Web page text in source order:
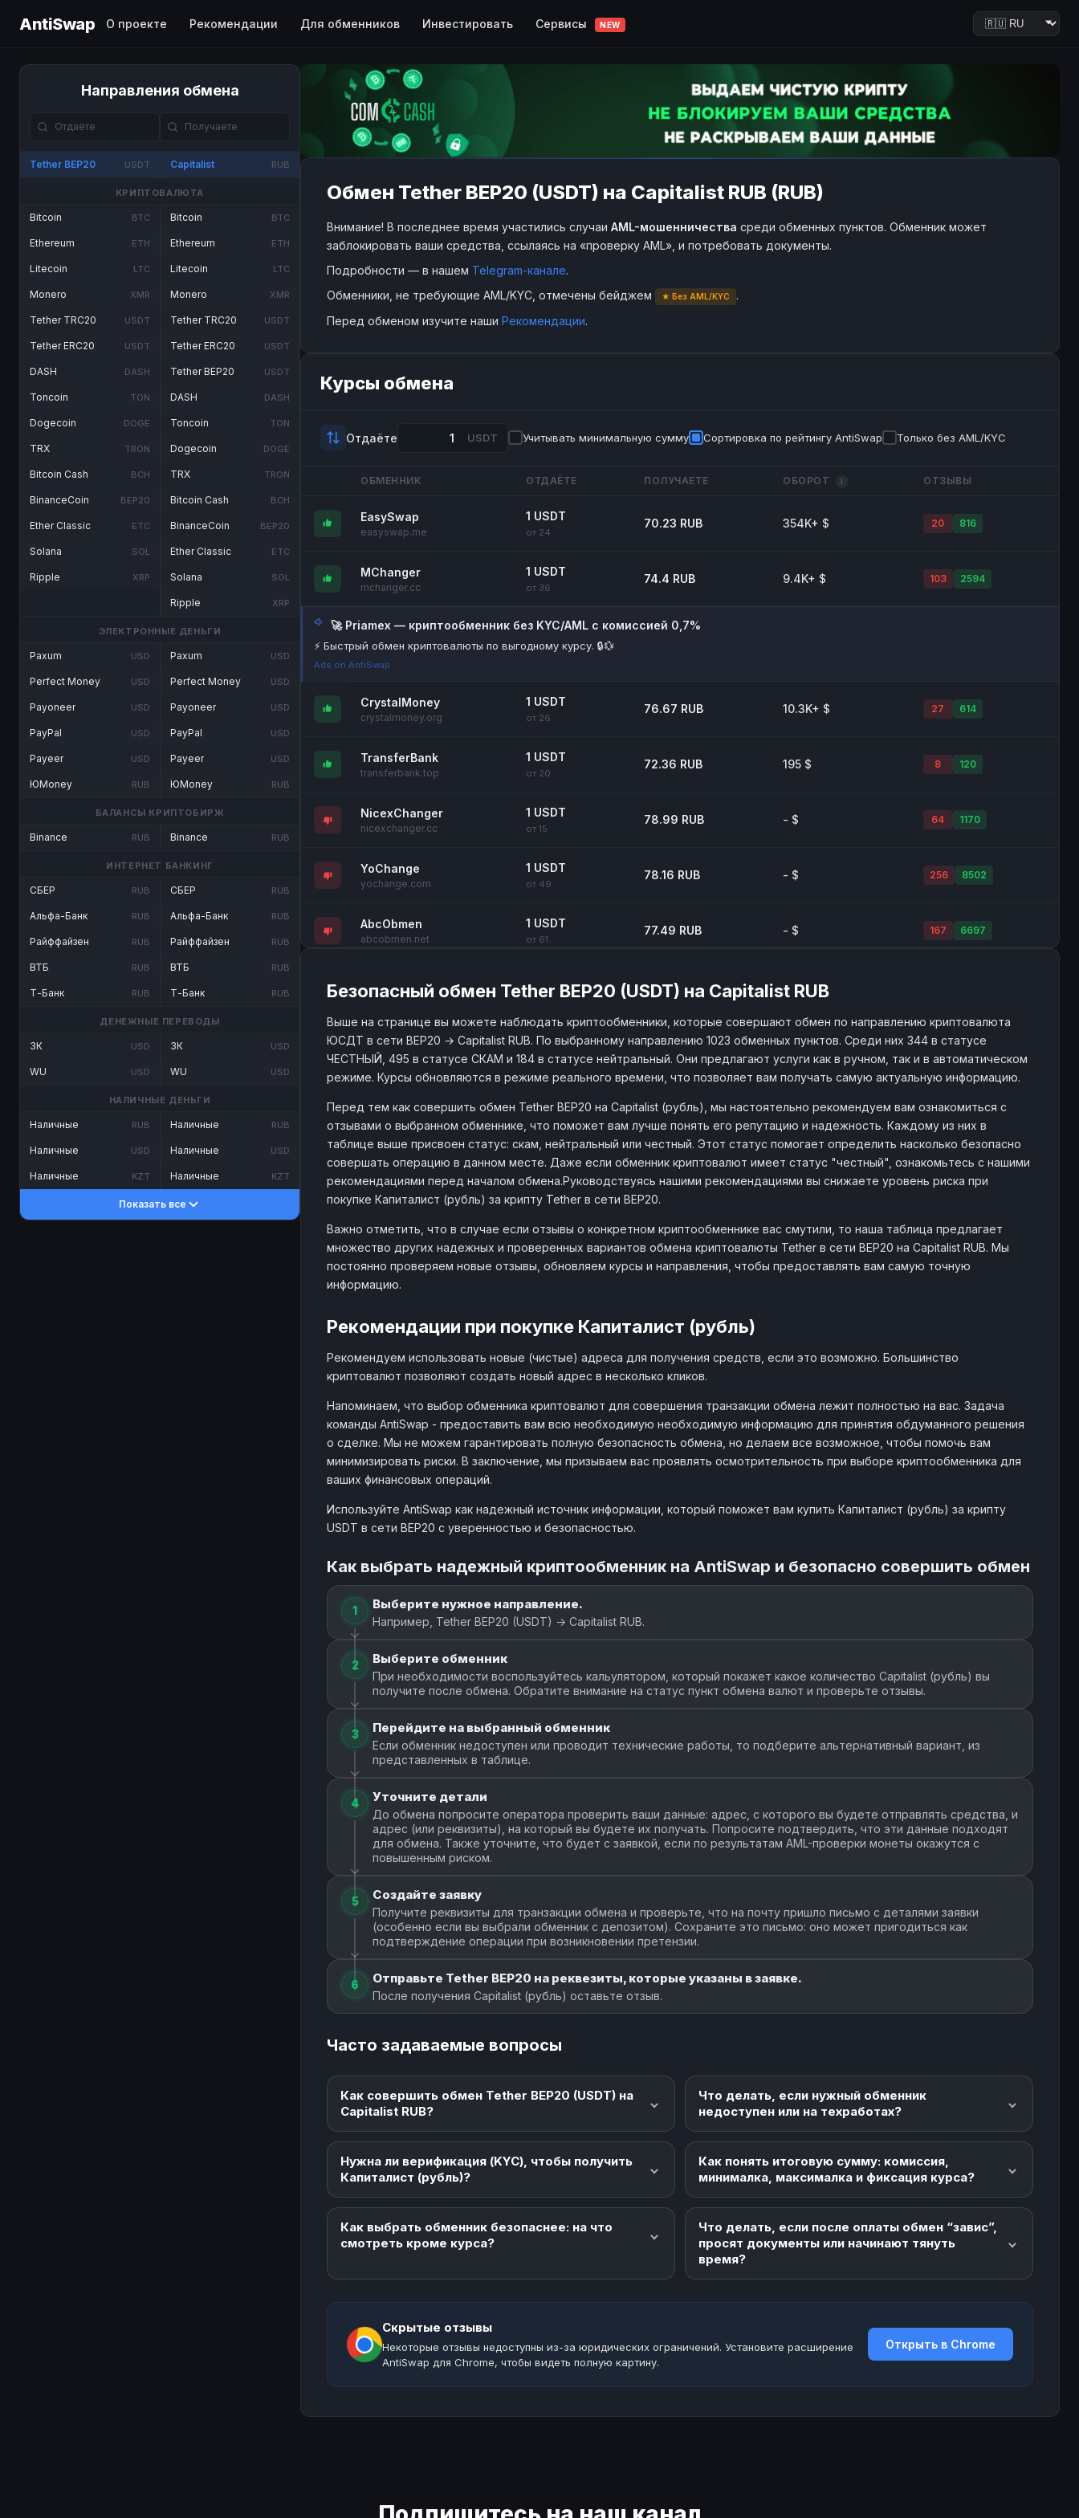
AntiSwap О проекте Рекомендации Для обменников Инвестировать Сервисы NEW
Направления обмена
Tether BEP20 USDT Capitalist RUB
КРИПТОВАЛЮТА
Bitcoin BTC
Ethereum ETH
Litecoin LTC
Monero XMR
Tether TRC20 USDT
Tether ERC20 USDT
DASH DASH
Toncoin TON
Dogecoin DOGE
TRX TRON
Bitcoin Cash BCH
BinanceCoin BEP20
Ether Classic ETC
Solana SOL
Ripple XRP
Bitcoin BTC
Ethereum ETH
Litecoin LTC
Monero XMR
Tether TRC20 USDT
Tether ERC20 USDT
Tether BEP20 USDT
DASH DASH
Toncoin TON
Dogecoin DOGE
TRX TRON
Bitcoin Cash BCH
BinanceCoin BEP20
Ether Classic ETC
Solana SOL
Ripple XRP
ЭЛЕКТРОННЫЕ ДЕНЬГИ
Paxum USD
Perfect Money USD
Payoneer USD
PayPal USD
Payeer USD
ЮMoney RUB
Paxum USD
Perfect Money USD
Payoneer USD
PayPal USD
Payeer USD
ЮMoney RUB
БАЛАНСЫ КРИПТОБИРЖ
Binance RUB Binance RUB
ИНТЕРНЕТ БАНКИНГ
СБЕР RUB
Альфа-Банк RUB
Райффайзен RUB
ВТБ RUB
Т-Банк RUB
СБЕР RUB
Альфа-Банк RUB
Райффайзен RUB
ВТБ RUB
Т-Банк RUB
ДЕНЕЖНЫЕ ПЕРЕВОДЫ
ЗК USD
WU USD
ЗК USD
WU USD
НАЛИЧНЫЕ ДЕНЬГИ
Наличные RUB
Наличные USD
Наличные KZT
Наличные RUB
Наличные USD
Наличные KZT
Показать все
Обмен Tether BEP20 (USDT) на Capitalist RUB (RUB)
Внимание! В последнее время участились случаи AML-мошенничества среди обменных пунктов. Обменник может
заблокировать ваши средства, ссылаясь на «проверку AML», и потребовать документы.
Подробности — в нашем Telegram-канале.
Обменники, не требующие AML/KYC, отмечены бейджем
★ Без AML/KYC
.
Перед обменом изучите наши Рекомендации.
Курсы обмена
Отдаёте USDT Учитывать минимальную сумму Сортировка по рейтингу AntiSwap Только без AML/KYC
ОБМЕННИК ОТДАЁТЕ ПОЛУЧАЕТЕ ОБОРОТ i ОТЗЫВЫ
EasySwap
easyswap.me
1 USDT
от 24
70.23 RUB 354K+ $ 20 816
MChanger
mchanger.cc
1 USDT
от 36
74.4 RUB 9.4K+ $ 103 2594
🚀 Priamex — криптообменник без KYC/AML с комиссией 0,7%
⚡ Быстрый обмен криптовалюты по выгодному курсу. 🔒💱
Ads on AntiSwap
CrystalMoney
crystalmoney.org
1 USDT
от 26
76.67 RUB 10.3K+ $ 27 614
TransferBank
transferbank.top
1 USDT
от 20
72.36 RUB 195 $ 8 120
NicexChanger
nicexchanger.cc
1 USDT
от 15
78.99 RUB - $ 64 1170
YoChange
yochange.com
1 USDT
от 49
78.16 RUB - $ 256 8502
AbcObmen
abcobmen.net
1 USDT
от 61
77.49 RUB - $ 167 6697
60sek.net от 100
75.53 RUB 208K+ $
Монеткинс
monetkins.com
1 USDT
75.09 RUB - $ 14 181
monetkin.me от 12
Безопасный обмен Tether BEP20 (USDT) на Capitalist RUB
Выше на странице вы можете наблюдать криптообменники, которые совершают обмен по направлению криптовалюта
ЮСДТ в сети BEP20 → Capitalist RUB. По выбранному направлению 1023 обменных пунктов. Среди них 344 в статусе
ЧЕСТНЫЙ, 495 в статусе СКАМ и 184 в статусе нейтральный. Они предлагают услуги как в ручном, так и в автоматическом
режиме. Курсы обновляются в режиме реального времени, что позволяет вам получать самую актуальную информацию.
Перед тем как совершить обмен Tether BEP20 на Capitalist (рубль), мы настоятельно рекомендуем вам ознакомиться с
отзывами о выбранном обменнике, что поможет вам лучше понять его репутацию и надежность. Каждому из них в
таблице выше присвоен статус: скам, нейтральный или честный. Этот статус помогает определить насколько безопасно
совершать операцию в данном месте. Даже если обменник криптовалют имеет статус "честный", ознакомьтесь с нашими
рекомендациями перед началом обмена.Руководствуясь нашими рекомендациями вы снижаете уровень риска при
покупке Капиталист (рубль) за крипту Tether в сети BEP20.
Важно отметить, что в случае если отзывы о конкретном криптообменнике вас смутили, то наша таблица предлагает
множество других надежных и проверенных вариантов обмена криптовалюты Tether в сети BEP20 на Capitalist RUB. Мы
постоянно проверяем новые отзывы, обновляем курсы и направления, чтобы предоставлять вам самую точную
информацию.
Рекомендации при покупке Капиталист (рубль)
Рекомендуем использовать новые (чистые) адреса для получения средств, если это возможно. Большинство
криптовалют позволяют создать новый адрес в несколько кликов.
Напоминаем, что выбор обменника криптовалют для совершения транзакции обмена лежит полностью на вас. Задача
команды AntiSwap - предоставить вам всю необходимую необходимую информацию для принятия обдуманного решения
о сделке. Мы не можем гарантировать полную безопасность обмена, но делаем все возможное, чтобы помочь вам
минимизировать риски. В заключение, мы призываем вас проявлять осмотрительность при выборе криптообменника для
ваших финансовых операций.
Используйте AntiSwap как надежный источник информации, который поможет вам купить Капиталист (рубль) за крипту
USDT в сети BEP20 с уверенностью и безопасностью.
Как выбрать надежный криптообменник на AntiSwap и безопасно совершить обмен
1 Выберите нужное направление.
Например, Tether BEP20 (USDT) → Capitalist RUB.
2 Выберите обменник
При необходимости воспользуйтесь кальулятором, который покажет какое количество Capitalist (рубль) вы
получите после обмена. Обратите внимание на статус пункт обмена валют и проверьте отзывы.
3 Перейдите на выбранный обменник
Если обменник недоступен или проводит технические работы, то подберите альтернативный вариант, из
представленных в таблице.
4 Уточните детали
До обмена попросите оператора проверить ваши данные: адрес, с которого вы будете отправлять средства, и
адрес (или реквизиты), на который вы будете их получать. Попросите подтвердить, что эти данные подходят
для обмена. Также уточните, что будет с заявкой, если по результатам AML-проверки монеты окажутся с
повышенным риском.
5 Создайте заявку
Получите реквизиты для транзакции обмена и проверьте, что на почту пришло письмо с деталями заявки
(особенно если вы выбрали обменник с депозитом). Сохраните это письмо: оно может пригодиться как
подтверждение операции при возникновении претензии.
6 Отправьте Tether BEP20 на реквезиты, которые указаны в заявке.
После получения Capitalist (рубль) оставьте отзыв.
Часто задаваемые вопросы
Как совершить обмен Tether BEP20 (USDT) на
Capitalist RUB?
Что делать, если нужный обменник
недоступен или на техработах?
Нужна ли верификация (KYC), чтобы получить
Капиталист (рубль)?
Как понять итоговую сумму: комиссия,
минималка, максималка и фиксация курса?
Как выбрать обменник безопаснее: на что
смотреть кроме курса?
Что делать, если после оплаты обмен “завис”,
просят документы или начинают тянуть
время?
Скрытые отзывы
Некоторые отзывы недоступны из-за юридических ограничений. Установите расширение
AntiSwap для Chrome, чтобы видеть полную картину.
Открыть в Chrome